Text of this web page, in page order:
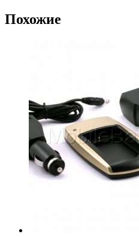
Похожие